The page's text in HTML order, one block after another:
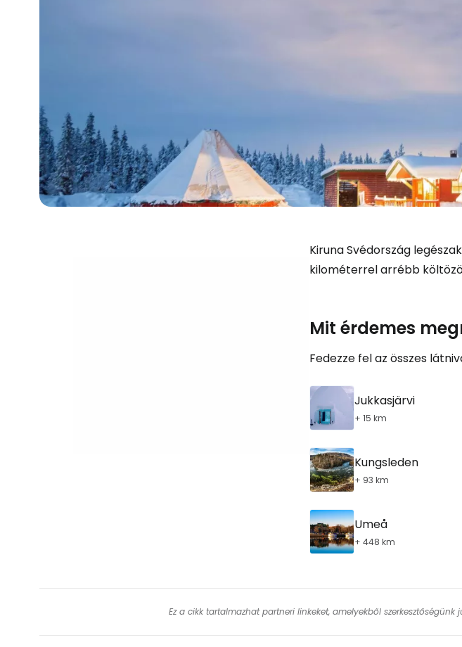
Kiruna Svédország
kilométerrel arrébb
Mit érdemes
Fedezze fel az összes
Jukkasjärvi
+ 15 km
Kungsleden
+ 93 km
Umeå
+ 448 km
Ez a cikk tartalmazhat partneri linkeket, amelyekből
...